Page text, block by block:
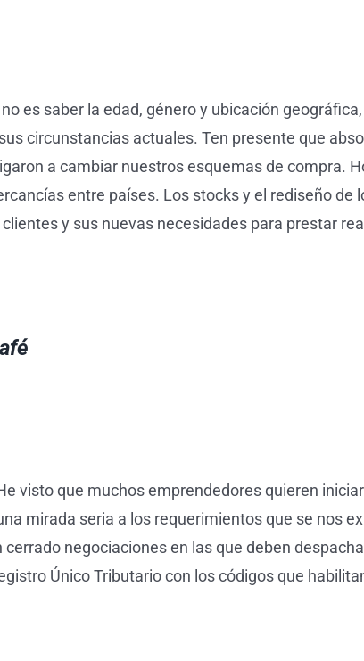
es saber la edad, género y ubicación
circunstancias actuales. Ten presente que
a cambiar nuestros esquemas de compra.
entre países. Los stocks y el rediseño
y sus nuevas necesidades para prestar
visto que muchos emprendedores quieren
mirada seria a los requerimientos que se nos
negociaciones en las que deben
Único Tributario con los códigos que